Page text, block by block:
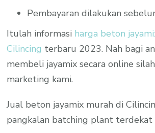
Pembayaran dilakukan
Itulah informasi harga beton
Cilincing terbaru 2023. Nah bagi
membeli jayamix secara online
marketing kami.
Jual beton jayamix murah di
pangkalan batching plant terdekat